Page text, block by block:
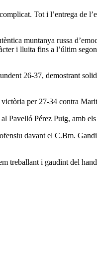
Tot i l’entrega de
muntanya russa
i lluita fins a l’últim
26-37, demostrant
per 27-34 contra
Pérez Puig, amb
davant el C.Bm.
treballant i gaudint del